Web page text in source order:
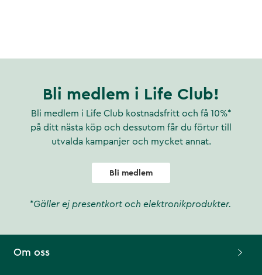
Bli medlem i Life Club!
Bli medlem i Life Club kostnadsfritt och få 10%*
på ditt nästa köp och dessutom får du förtur till
utvalda kampanjer och mycket annat.
Bli medlem
*Gäller ej presentkort och elektronikprodukter.
Om oss